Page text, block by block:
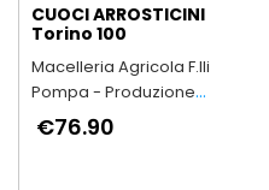
CUOCI ARROSTICINI
Torino 100
Macelleria Agricola F.lli
Pompa - Produzione
Arrosticini Abruzzesi
artigianali
€76.90